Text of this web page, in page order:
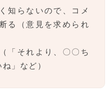
知らないので、コメ
る（意見を求められ
「それより、〇〇ち
」など）